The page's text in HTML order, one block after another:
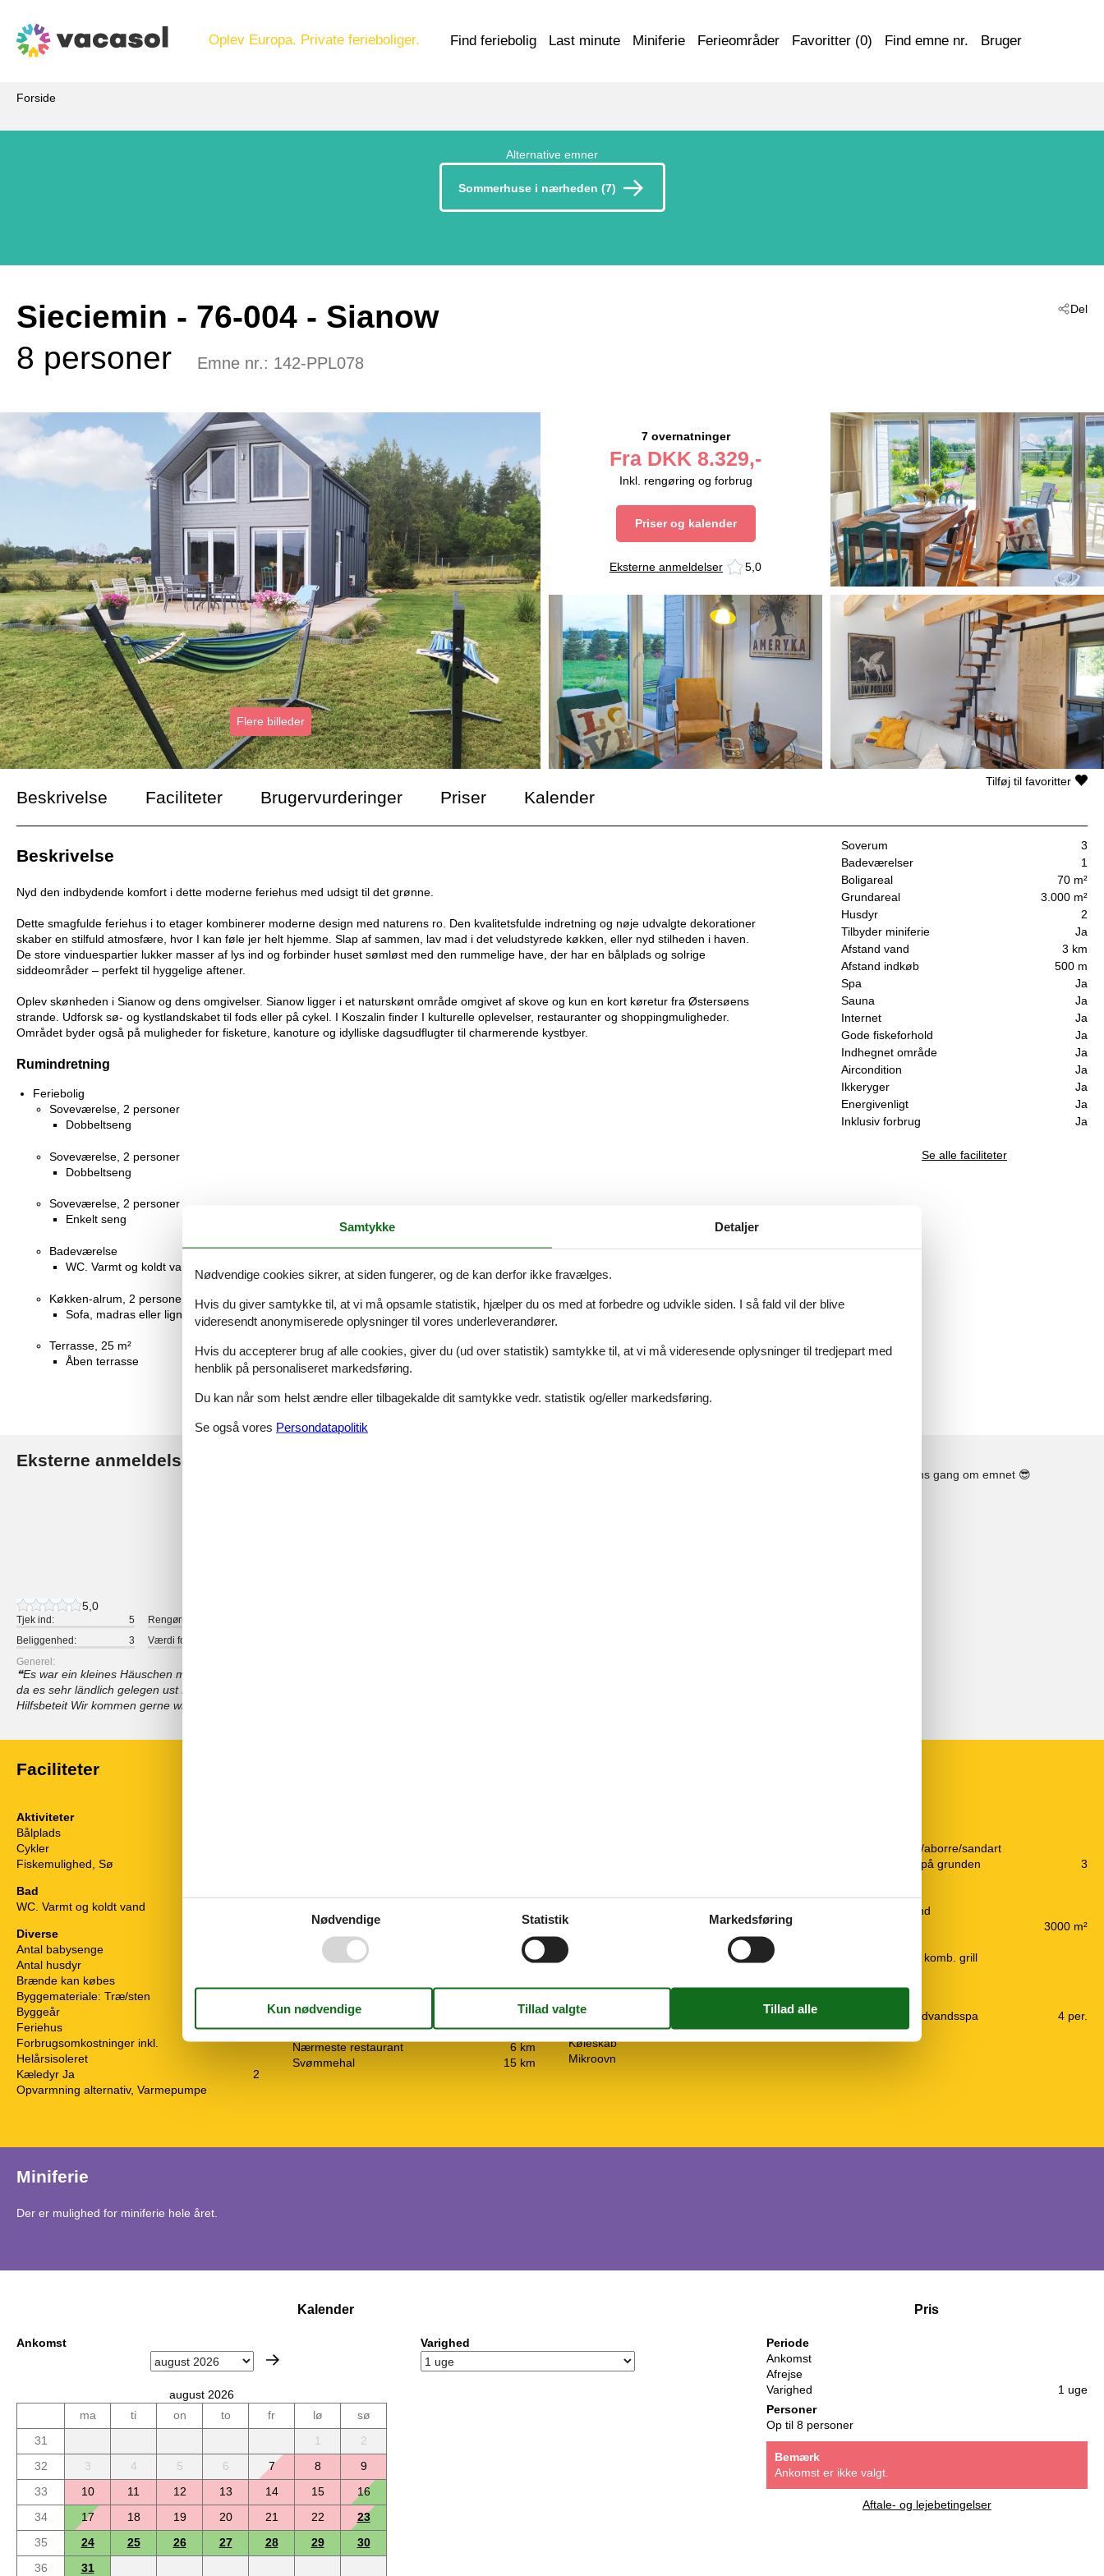
Oplev Europa. Private ferieboliger. Find feriebolig Last minute Miniferie Ferieområder Favoritter (0) Find emne nr. Bruger
Forside
Alternative emner
Sommerhuse i nærheden (7)
Del
Sieciemin - 76-004 - Sianow
8 personer
Emne nr.: 142-PPL078
Flere billeder
7 overnatninger
Fra DKK 8.329,-
Inkl. rengøring og forbrug
Priser og kalender
Eksterne anmeldelser 5,0
Beskrivelse Faciliteter Brugervurderinger Priser Kalender
Soverum
3
Badeværelser
1
Boligareal
70 m²
Grundareal
3.000 m²
Husdyr
2
Tilbyder miniferie
Ja
Afstand vand
3 km
Afstand indkøb
500 m
Spa
Ja
Sauna
Ja
Internet
Ja
Gode fiskeforhold
Ja
Indhegnet område
Ja
Aircondition
Ja
Ikkeryger
Ja
Energivenligt
Ja
Inklusiv forbrug
Ja
Se alle faciliteter
Tilføj til favoritter
Beskrivelse
Nyd den indbydende komfort i dette moderne feriehus med udsigt til det grønne.
Dette smagfulde feriehus i to etager kombinerer moderne design med naturens ro. Den kvalitetsfulde indretning og nøje udvalgte dekorationer
skaber en stilfuld atmosfære, hvor I kan føle jer helt hjemme. Slap af sammen, lav mad i det veludstyrede køkken, eller nyd stilheden i haven.
De store vinduespartier lukker masser af lys ind og forbinder huset sømløst med den rummelige have, der har en bålplads og solrige
siddeområder – perfekt til hyggelige aftener.
Oplev skønheden i Sianow og dens omgivelser. Sianow ligger i et naturskønt område omgivet af skove og kun en kort køretur fra Østersøens
strande. Udforsk sø- og kystlandskabet til fods eller på cykel. I Koszalin finder I kulturelle oplevelser, restauranter og shoppingmuligheder.
Området byder også på muligheder for fisketure, kanoture og idylliske dagsudflugter til charmerende kystbyer.
Rumindretning
Feriebolig
Soveværelse, 2 personer
Dobbeltseng
Soveværelse, 2 personer
Dobbeltseng
Soveværelse, 2 personer
Enkelt seng
Badeværelse
WC. Varmt og koldt vand, Bruser
Køkken-alrum, 2 personer
Sofa, madras eller lignende
Terrasse, 25 m²
Åben terrasse
Eksterne anmeldelser
5,0
Tjek ind: 5 Rengøring:
Beliggenhed:
3 Værdi for pengene:
Generel:
Es war ein kleines Häuschen mitten in einer grünen Oase.Man ist dort auf ein Auto angewiesen
da es sehr ländlich gelegen ust Herr Roman kümmert sich um alles hervorragend ist sehr Nett und
Hilfsbeteit Wir kommen gerne wieder
Se solens gang om emnet 😎
Faciliteter
Aktiviteter
Bålplads
Cykler
Fiskemulighed, Sø
Bad
WC. Varmt og koldt vand
Diverse
Antal babysenge
Antal husdyr
Brænde kan købes
Byggemateriale: Træ/sten
Byggeår
Feriehus
70 m²
Forbrugsomkostninger inkl.
Helårsisoleret
Kæledyr Ja
2
Opvarmning alternativ, Varmepumpe
Afstand til fiskemulighed
3 km
Afstand til indkøb
500 m
Badeland
15 km
Cykeludlejning
1 m
Golfbane
15 km
Nærmeste by
6 km
Nærmeste restaurant
6 km
Svømmehal
15 km
2 kogeplader
Kaffemaskine
Køkkenet har v/k vand
Køleskab
Mikroovn
Fiskeri, Gedde/aborre/sandart
Gratis p-plads på grunden
3
Havemøbler
Indhegnet grund
3000 m²
Udendørs pejs komb. grill
Wellness
Udendørs standvandsspa
4 per.
Miniferie
Der er mulighed for miniferie hele året.
Kalender
Ankomst
august 2026
ma
ti on to fr lø
sø
31
1
2
32
3 4 5 6 7 8
9
33
10 11 12 13 14 15
16
34
17 18 19 20 21 22
23
35
24 25 26 27 28 29
30
36
31
Varighed
Pris
Periode
Ankomst
Afrejse
Varighed
1 uge
Personer
Op til 8 personer
Bemærk
Ankomst er ikke valgt.
Aftale- og lejebetingelser
Samtykke Detaljer
Nødvendige cookies sikrer, at siden fungerer, og de kan derfor ikke fravælges.
Hvis du giver samtykke til, at vi må opsamle statistik, hjælper du os med at forbedre og udvikle siden. I så fald vil der blive
videresendt anonymiserede oplysninger til vores underleverandører.
Hvis du accepterer brug af alle cookies, giver du (ud over statistik) samtykke til, at vi må videresende oplysninger til tredjepart med
henblik på personaliseret markedsføring.
Du kan når som helst ændre eller tilbagekalde dit samtykke vedr. statistik og/eller markedsføring.
Se også vores Persondatapolitik
Nødvendige Statistik Markedsføring